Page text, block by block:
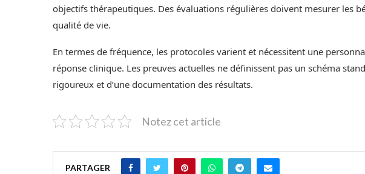
objectifs thérapeutiques. Des évaluations régulières doivent mesurer les
qualité de vie.
En termes de fréquence, les protocoles varient et nécessitent une
réponse clinique. Les preuves actuelles ne définissent pas un schéma
rigoureux et d’une documentation des résultats.
Notez cet article
PARTAGER